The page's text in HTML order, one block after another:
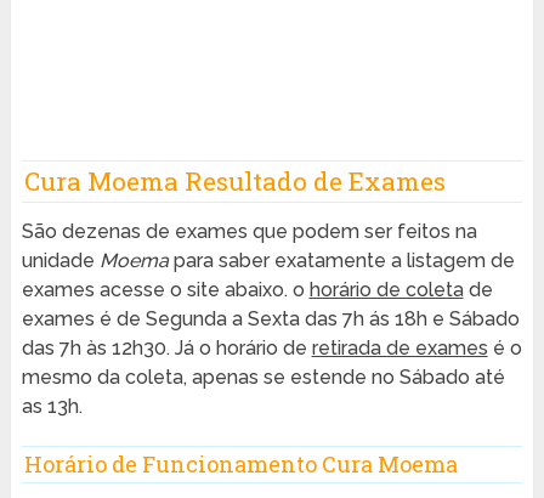
Cura Moema Resultado de Exames
São dezenas de exames que podem ser feitos na
unidade Moemapara saber exatamente a listagem de
exames acesse o site abaixo. o horário de coletade
exames é de Segunda a Sexta das 7h ás 18h e Sábado
das 7h às 12h30. Já o horário de retirada de exames é o
mesmo da coleta, apenas se estende no Sábado até
as 13h.
Horário de Funcionamento Cura Moema